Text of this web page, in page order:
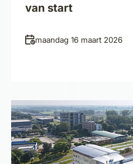
van start
Datum
maandag 16 maart 2026